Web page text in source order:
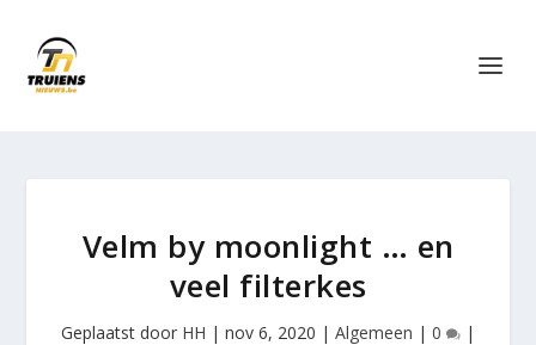
Velm by moonlight … en
veel filterkes
Geplaatst door HH | nov 6, 2020 | Algemeen | 0 |